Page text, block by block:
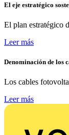
El eje estratégico
El plan estratégico
Leer más
Denominación de los
Los cables
Leer más